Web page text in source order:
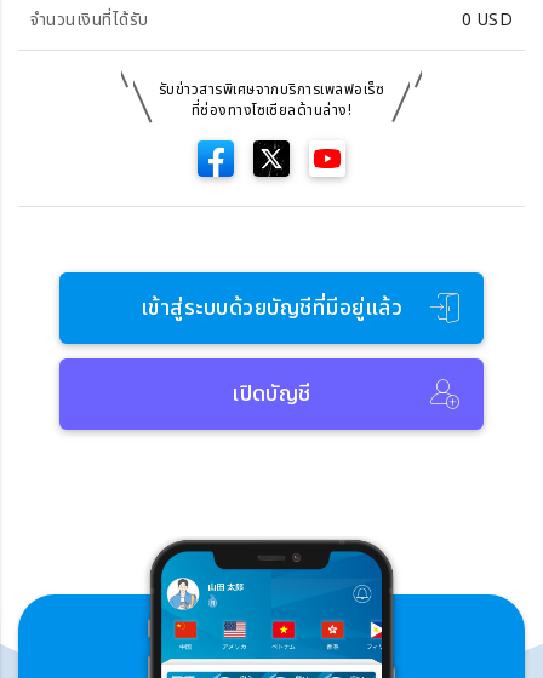
จำนวนเงินที่ได้รับ 0 USD
รับข่าวสารพิเศษจากบริการเพลฟอเร็ซ
ที่ช่องทางโซเซียลด้านล่าง!
เข้าสู่ระบบด้วยบัญชีที่มีอยู่แล้ว
เปิดบัญชี